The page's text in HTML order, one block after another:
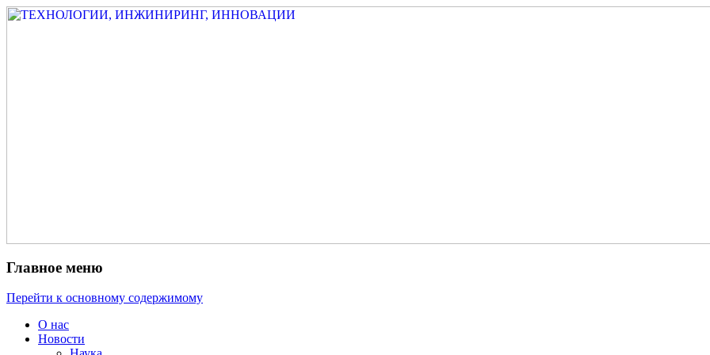
Главное меню
Перейти к основному содержимому
О нас
Новости